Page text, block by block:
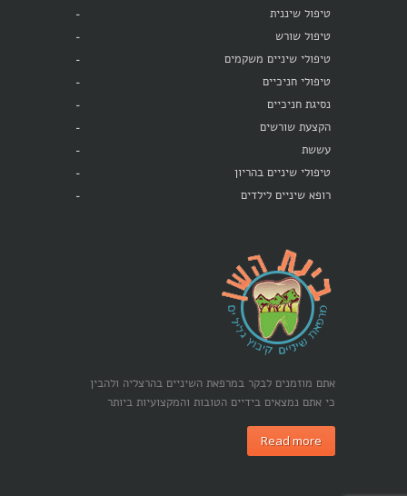
טיפול שיננית
טיפול שורש
טיפולי שיניים משקמים
טיפולי חניכיים
נסיגת חניכיים
הקצעת שורשים
עששת
טיפולי שיניים בהריון
רופא שיניים לילדים
אתם מוזמנים לבקר במרפאת השיניים בהרצליה ולהבין
כי אתם נמצאים בידיים הטובות והמקצועיות ביותר
Read more